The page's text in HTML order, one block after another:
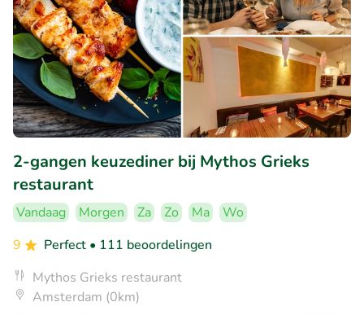
2-gangen keuzediner bij Mythos Grieks
restaurant
Vandaag Morgen Za Zo Ma
Wo
9
Perfect • 111 beoordelingen
Mythos Grieks restaurant
Amsterdam (0km)